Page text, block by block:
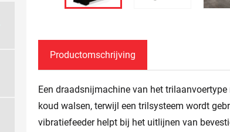
Productomschrijving
Een draadsnijmachine van het
koud walsen, terwijl een trilsysteem wordt
vibratiefeeder helpt bij het uitlijnen van